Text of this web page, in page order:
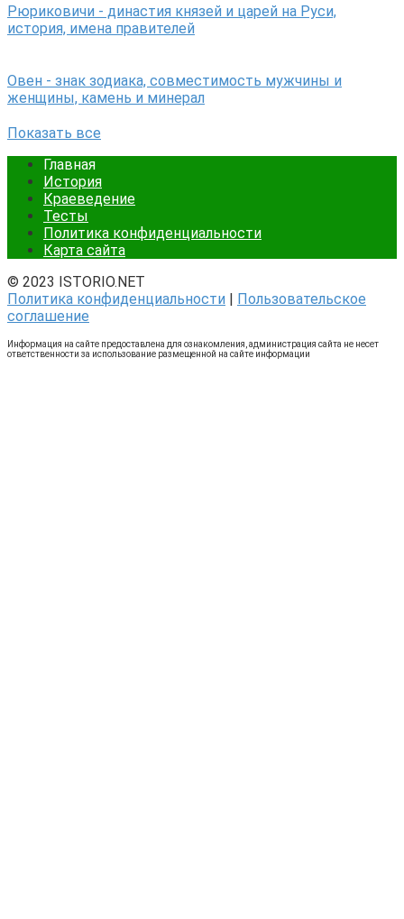
Рюриковичи - династия князей и царей на Руси,
история, имена правителей
Овен - знак зодиака, совместимость мужчины и
женщины, камень и минерал
Показать все
Главная
История
Краеведение
Тесты
Политика конфиденциальности
Карта сайта
© 2023 ISTORIO.NET
Политика конфиденциальности | Пользовательское
соглашение
Информация на сайте предоставлена для ознакомления, администрация сайта не несет
ответственности за использование размещенной на сайте информации